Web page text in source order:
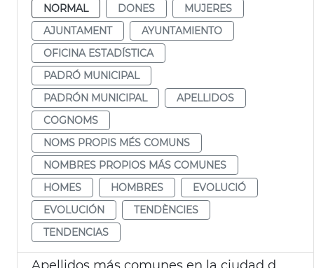
NORMAL
DONES
MUJERES
AJUNTAMENT
AYUNTAMIENTO
OFICINA ESTADÍSTICA
PADRÓ MUNICIPAL
PADRÓN MUNICIPAL
APELLIDOS
COGNOMS
NOMS PROPIS MÉS COMUNS
NOMBRES PROPIOS MÁS COMUNES
HOMES
HOMBRES
EVOLUCIÓ
EVOLUCIÓN
TENDÈNCIES
TENDENCIAS
Apellidos más comunes en la ciudad de València